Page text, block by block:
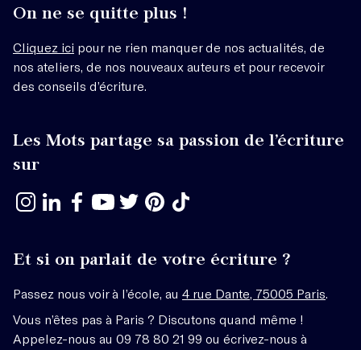
On ne se quitte plus !
Cliquez ici pour ne rien manquer de nos actualités, de
nos ateliers, de nos nouveaux auteurs et pour recevoir
des conseils d’écriture.
Les Mots partage sa passion de l’écriture
sur
Et si on parlait de votre écriture ?
Passez nous voir à l’école, au 4 rue Dante, 75005 Paris.
Vous n’êtes pas à Paris ? Discutons quand même !
Appelez-nous au 09 78 80 21 99 ou écrivez-nous à